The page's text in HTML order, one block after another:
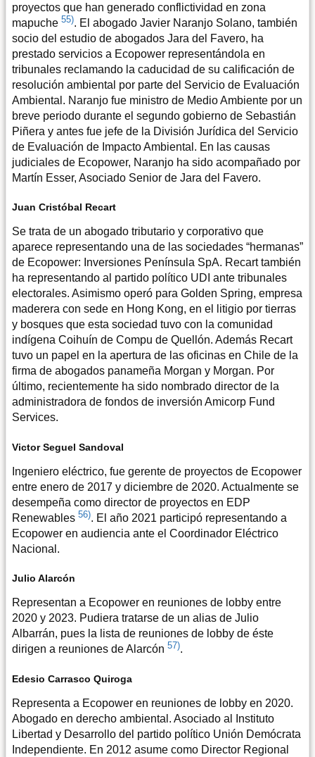
proyectos que han generado conflictividad en zona
mapuche 55). El abogado Javier Naranjo Solano, también
socio del estudio de abogados Jara del Favero, ha
prestado servicios a Ecopower representándola en
tribunales reclamando la caducidad de su calificación de
resolución ambiental por parte del Servicio de Evaluación
Ambiental. Naranjo fue ministro de Medio Ambiente por un
breve periodo durante el segundo gobierno de Sebastián
Piñera y antes fue jefe de la División Jurídica del Servicio
de Evaluación de Impacto Ambiental. En las causas
judiciales de Ecopower, Naranjo ha sido acompañado por
Martín Esser, Asociado Senior de Jara del Favero.
Juan Cristóbal Recart
Se trata de un abogado tributario y corporativo que
aparece representando una de las sociedades “hermanas”
de Ecopower: Inversiones Península SpA. Recart también
ha representando al partido político UDI ante tribunales
electorales. Asimismo operó para Golden Spring, empresa
maderera con sede en Hong Kong, en el litigio por tierras
y bosques que esta sociedad tuvo con la comunidad
indígena Coihuín de Compu de Quellón. Además Recart
tuvo un papel en la apertura de las oficinas en Chile de la
firma de abogados panameña Morgan y Morgan. Por
último, recientemente ha sido nombrado director de la
administradora de fondos de inversión Amicorp Fund
Services.
Victor Seguel Sandoval
Ingeniero eléctrico, fue gerente de proyectos de Ecopower
entre enero de 2017 y diciembre de 2020. Actualmente se
desempeña como director de proyectos en EDP
Renewables 56). El año 2021 participó representando a
Ecopower en audiencia ante el Coordinador Eléctrico
Nacional.
Julio Alarcón
Representan a Ecopower en reuniones de lobby entre
2020 y 2023. Pudiera tratarse de un alias de Julio
Albarrán, pues la lista de reuniones de lobby de éste
dirigen a reuniones de Alarcón 57).
Edesio Carrasco Quiroga
Representa a Ecopower en reuniones de lobby en 2020.
Abogado en derecho ambiental. Asociado al Instituto
Libertad y Desarrollo del partido político Unión Demócrata
Independiente. En 2012 asume como Director Regional